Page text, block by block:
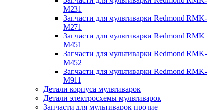
M231
Запчасти для мультиварки Redmond RMK-
M271
Запчасти для мультиварки Redmond RMK-
M451
Запчасти для мультиварки Redmond RMK-
M452
Запчасти для мультиварки Redmond RMK-
M911
Детали корпуса мультиварок
Детали электросхемы мультиварок
Запчасти для мультиварок прочие